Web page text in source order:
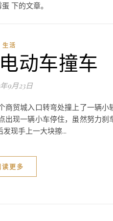
下的文章。
生活
动车撞车
9月23日
贸城入口转弯处撞上了一辆小
现一辆小车停住，虽然努力刹
现手上一大块擦...
读更多